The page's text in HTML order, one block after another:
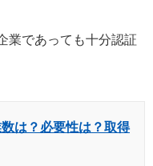
業であっても十分認証
は？必要性は？取得